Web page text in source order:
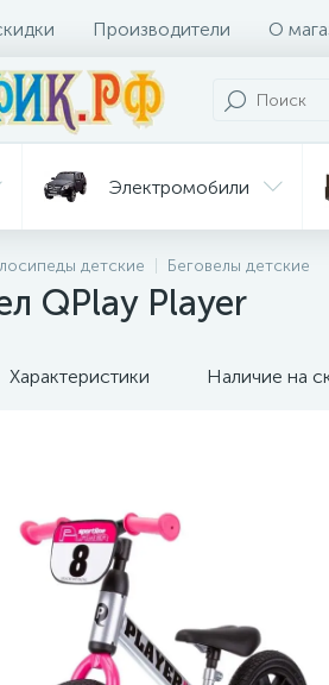
Производители О
Электромобили
Велосипеды
горки
детские Беговелы детские
QPlay Player
Характеристики Наличие на